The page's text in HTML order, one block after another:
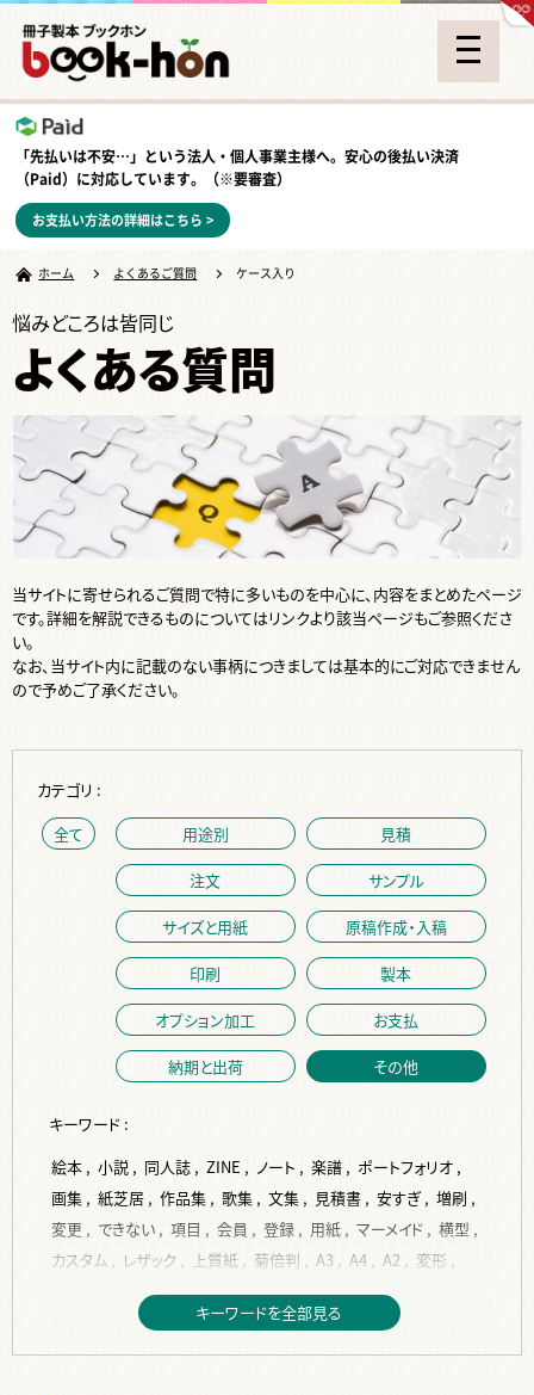
「先払いは不安…」という法人・個人事業主様へ。安心の後払い決済
（Paid） に対応しています。（※要審査）
お支払い方法の詳細はこちら >
ホーム よくあるご質問 ケース入り
悩みどころは皆同じ
よくある質問
当サイトに寄せられるご質問で特に多いものを中心に、内容をまとめたページ
です。詳細を解説できるものについてはリンクより該当ページもご参照くださ
い。
なお、当サイト内に記載のない事柄につきましては基本的にご対応できません
ので予めご了承ください。
カテゴリ :
全て
用途別 見積
注文 サンプル
サイズと用紙 原稿作成・入稿
印刷 製本
オプション加工 お支払
納期と出荷 その他
キーワード :
絵本 , 小説 , 同人誌 , ZINE , ノート , 楽譜 , ポートフォリオ ,
画集 , 紙芝居 , 作品集 , 歌集 , 文集 , 見積書 , 安すぎ , 増刷 ,
変更 , できない , 項目 , 会員 , 登録 , 用紙 , マーメイド , 横型 ,
カスタム , レザック , 上質紙 , 菊倍判 , A3 , A4 , A2 , 変形 ,
トレーシングペーパー ,B6 ,ISO216 ,
作成 , 入稿 , PDF ,背表紙 ,背幅 ,
計算 ,
Indesign ,フォント ,サイズ ,再入稿 ,単ページ ,データ ,
キーワードを全部見る